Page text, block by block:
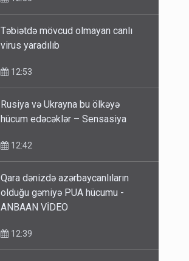
Təbiətdə mövcud olmayan canlı
virus yaradılıb
Rusiya və Ukrayna bu ölkəyə
hücum edəcəklər – Sensasiya
Qara dənizdə azərbaycanlıların
olduğu gəmiyə PUA hücumu -
ANBAAN VİDEO
Daşnaqsütyun erməniləri üsyana